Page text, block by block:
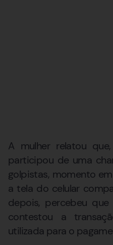
A mulher relatou
participou de uma
golpistas, momento
a tela do celular
depois, percebeu
contestou a
utilizada para o